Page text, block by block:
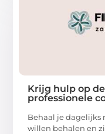
Krijg hulp op
professionele
Behaal je dagelijks
willen behalen en